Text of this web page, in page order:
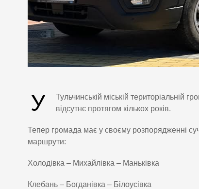
У
Тульчинській міській територіальній
відсутнє протягом кількох років.
Тепер громада має у своєму розпорядженні
маршрути:
Холодівка – Михайлівка – Маньківка
Клебань – Богданівка – Білоусівка